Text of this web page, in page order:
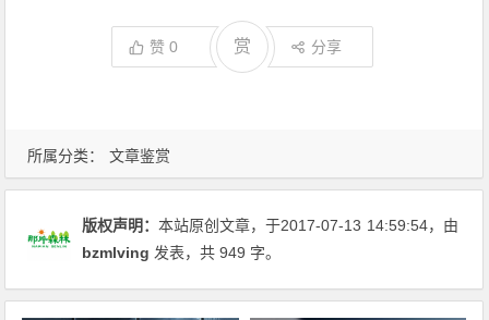
所属分类： 文章鉴赏
赞0 赏 分享
版权声明：本站原创文章，于2017-07-13 14:59:54，由
bzmlving 发表，共 949 字。